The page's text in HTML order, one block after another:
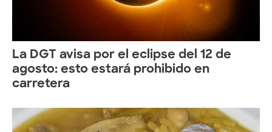
La DGT avisa por el eclipse del 12 de
agosto: esto estará prohibido en
carretera